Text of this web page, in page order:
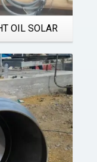
OIL SOLAR